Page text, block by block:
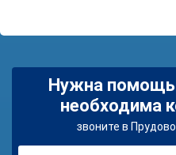
Нужна
необходима
звоните в